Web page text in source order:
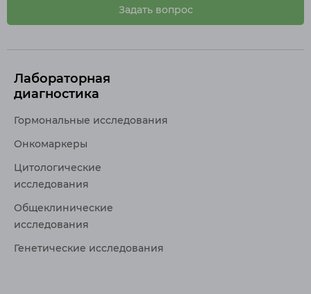
Задать вопрос
Лабораторная
диагностика
Гормональные исследования
Онкомаркеры
Цитологические
исследования
Общеклинические
исследования
Генетические исследования